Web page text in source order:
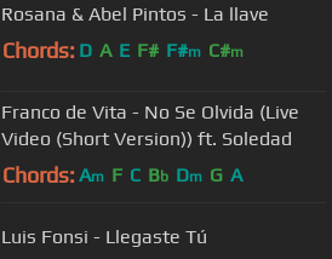
Rosana & Abel Pintos - La llave
Chords: D A E F# F#m C#m
Franco de Vita - No Se Olvida (Live
Video (Short Version)) ft. Soledad
Chords: Am F C Bb Dm G A
Luis Fonsi - Llegaste Tú